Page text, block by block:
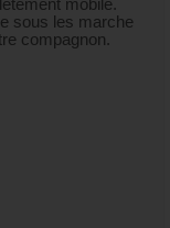
mobile.
sous les marche
compagnon.